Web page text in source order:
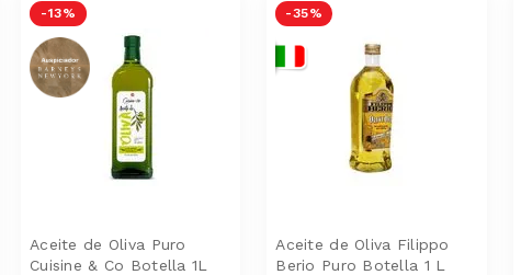
-13 %
Aceite de Oliva Puro
Cuisine & Co Botella 1L
-35 %
Aceite de Oliva Filippo
Berio Puro Botella 1 L